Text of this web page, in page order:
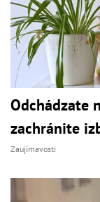
Odchádzate
zachránite
Zaujímavosti